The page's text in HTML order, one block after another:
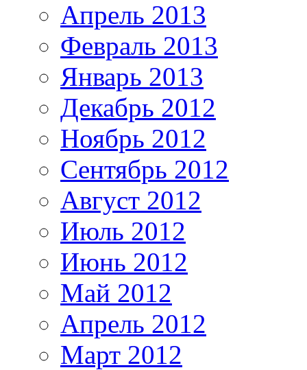
Апрель 2013
Февраль 2013
Январь 2013
Декабрь 2012
Ноябрь 2012
Сентябрь 2012
Август 2012
Июль 2012
Июнь 2012
Май 2012
Апрель 2012
Март 2012